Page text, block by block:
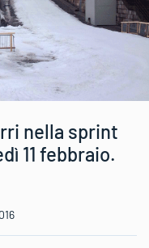
nella sprint
11 febbraio.